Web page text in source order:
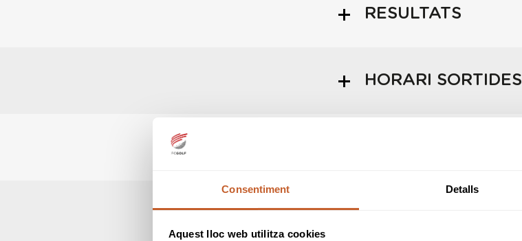
Consentiment Detalls
Aquest lloc web utilitza cookies
RESULTATS
HORARI SORTIDES